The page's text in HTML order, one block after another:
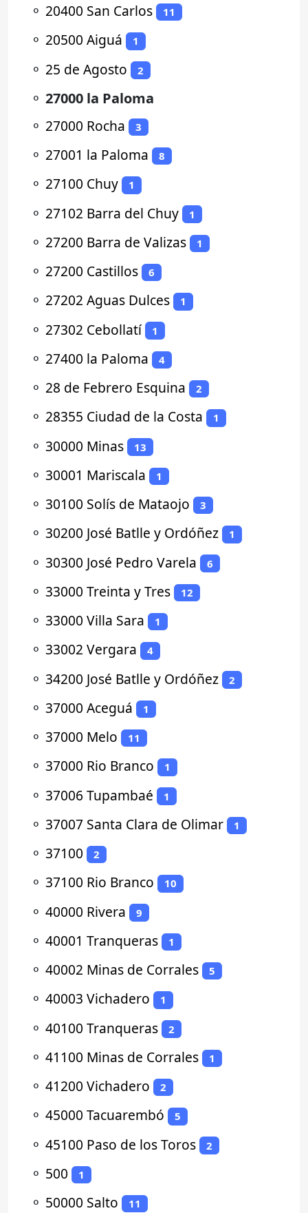
⚬ 20400 San Carlos 11
⚬ 20500 Aiguá 1
⚬ 25 de Agosto 2
⚬ 27000 la Paloma
⚬ 27000 Rocha 3
⚬ 27001 la Paloma 8
⚬ 27100 Chuy 1
⚬ 27102 Barra del Chuy 1
⚬ 27200 Barra de Valizas 1
⚬ 27200 Castillos 6
⚬ 27202 Aguas Dulces 1
⚬ 27302 Cebollatí 1
⚬ 27400 la Paloma 4
⚬ 28 de Febrero Esquina 2
⚬ 28355 Ciudad de la Costa 1
⚬ 30000 Minas 13
⚬ 30001 Mariscala 1
⚬ 30100 Solís de Mataojo 3
⚬ 30200 José Batlle y Ordóñez 1
⚬ 30300 José Pedro Varela 6
⚬ 33000 Treinta y Tres 12
⚬ 33000 Villa Sara 1
⚬ 33002 Vergara 4
⚬ 34200 José Batlle y Ordóñez 2
⚬ 37000 Aceguá 1
⚬ 37000 Melo 11
⚬ 37000 Rio Branco 1
⚬ 37006 Tupambaé 1
⚬ 37007 Santa Clara de Olimar 1
⚬ 37100 2
⚬ 37100 Rio Branco 10
⚬ 40000 Rivera 9
⚬ 40001 Tranqueras 1
⚬ 40002 Minas de Corrales 5
⚬ 40003 Vichadero 1
⚬ 40100 Tranqueras 2
⚬ 41100 Minas de Corrales 1
⚬ 41200 Vichadero 2
⚬ 45000 Tacuarembó 5
⚬ 45100 Paso de los Toros 2
⚬ 500 1
⚬ 50000 Salto 11